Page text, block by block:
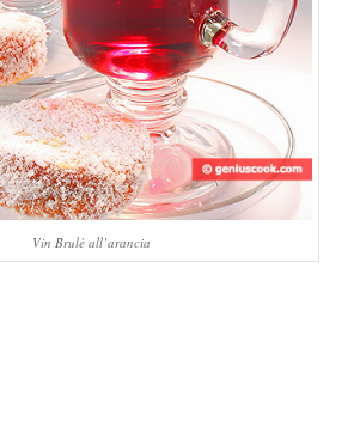
Vin Brulè all’arancia